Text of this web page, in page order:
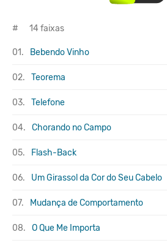
# 14 faixas
01. Bebendo Vinho
02. Teorema
03. Telefone
04. Chorando no Campo
05. Flash-Back
06. Um Girassol da Cor do Seu Cabelo
07. Mudança de Comportamento
08. O Que Me Importa